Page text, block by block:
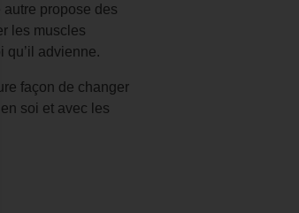
autre propose des
les muscles
qu’il advienne.
façon de changer
soi et avec les